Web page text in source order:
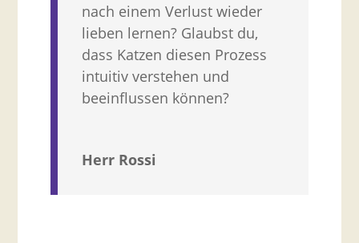
nach einem Verlust wieder
lieben lernen? Glaubst du,
dass Katzen diesen Prozess
intuitiv verstehen und
beeinflussen können?
Herr Rossi